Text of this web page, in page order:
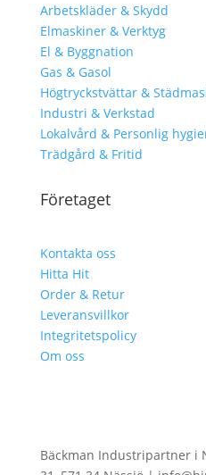
Arbetskläder & Skydd
Elmaskiner & Verktyg
El & Byggnation
Gas & Gasol
Högtryckstvättar &
Industri & Verkstad
Lokalvård & Personlig
Trädgård & Fritid
Företaget
Kontakta oss
Hitta Hit
Order & Retur
Leveransvillkor
Integritetspolicy
Om oss
Bäckman Industripartner i